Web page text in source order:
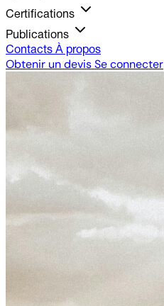
Certifications
Publications
Contacts À propos
Obtenir un devisSe connecter